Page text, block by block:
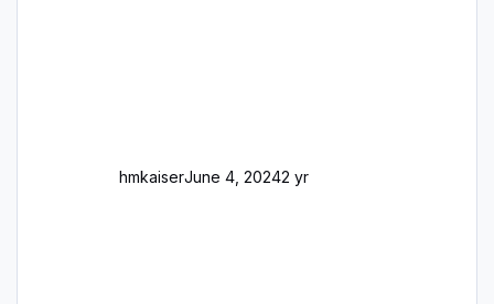
hmkaiserJune 4, 20242 yr